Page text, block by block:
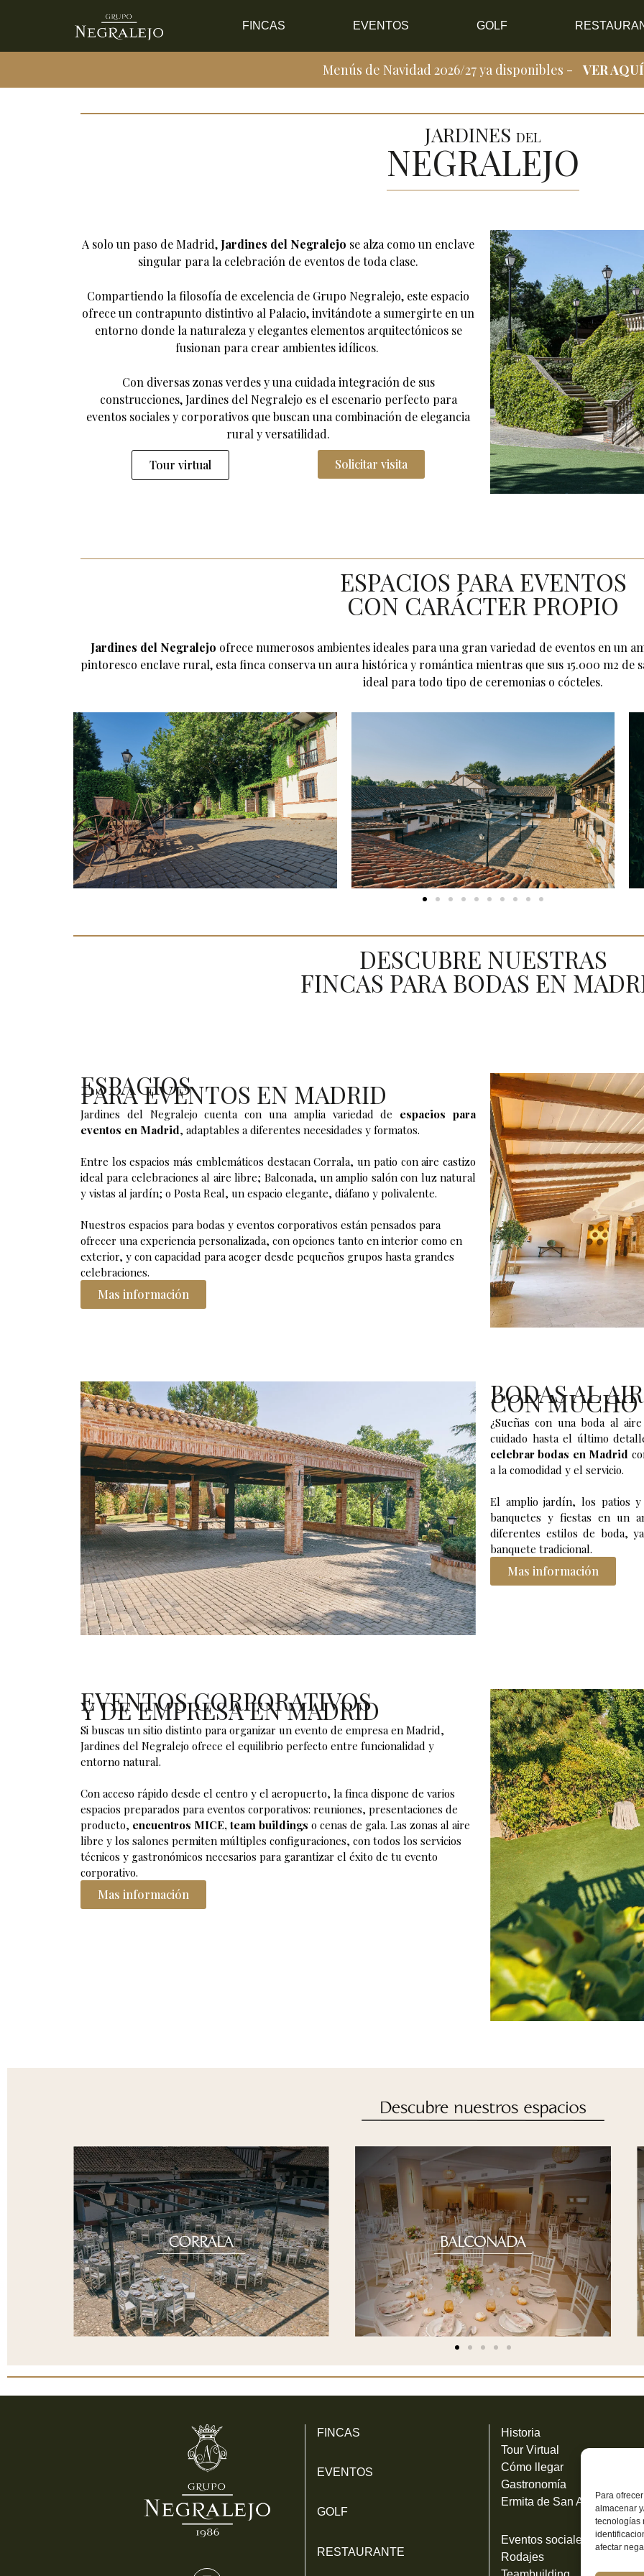
Para
almacenar
tecnologías
afectar
FINCAS
EVENTOS GOLF
Menús de Navidad 2026/27 ya disponibles - VER AQUÍ
JARDINES DEL
NEGRALEJO
A solo un paso de Madrid, Jardines del Negralejo se alza como un enclave
singular para la celebración de eventos de toda clase.
Compartiendo la filosofía de excelencia de Grupo Negralejo, este espacio
ofrece un contrapunto distintivo al Palacio, invitándote a sumergirte en un
entorno donde la naturaleza y elegantes elementos arquitectónicos se
fusionan para crear ambientes idílicos.
Con diversas zonas verdes y una cuidada integración de sus
construcciones, Jardines del Negralejo es el escenario perfecto para
eventos sociales y corporativos que buscan una combinación de elegancia
rural y versatilidad.
Tour virtual Solicitar visita
ESPACIOS PARA EVENTOS
CON CARÁCTER PROPIO
Jardines del Negralejo ofrece numerosos ambientes ideales para una gran variedad de eventos en un
pintoresco enclave rural, esta finca conserva un aura histórica y romántica mientras que sus 15.000 m2 de
ideal para todo tipo de ceremonias o cócteles.
DESCUBRE NUESTRAS
FINCAS PARA BODAS EN
ESPACIOS
PARA EVENTOS EN MADRID
Jardines del Negralejo cuenta con una amplia variedad de espacios para
eventos en Madrid, adaptables a diferentes necesidades y formatos.
Entre los espacios más emblemáticos destacanCorrala, un patio con aire castizo
ideal para celebraciones al aire libre; Balconada, un amplio salón con luz natural
y vistas al jardín; o Posta Real, un espacio elegante, diáfano y polivalente.
Nuestros espacios para bodas y eventos corporativos están pensados para
ofrecer una experiencia personalizada, con opciones tanto en interior como en
exterior, y con capacidad para acoger desde pequeños grupos hasta grandes
celebraciones.
Mas información
BODAS AL
CON
¿Sueñas con una boda al
cuidado hasta el último
celebrar bodas en Madrid
a la comodidad y el servicio.
El amplio jardín, los patios y
banquetes y fiestas en un
diferentes estilos de boda,
banquete tradicional.
Mas información
EVENTOS CORPORATIVOS
Y DE EMPRESA EN MADRID
Si buscas un sitio distinto para organizar un evento de empresa en Madrid,
Jardines del Negralejo ofrece el equilibrio perfecto entre funcionalidad y
entorno natural.
Con acceso rápido desde el centro y el aeropuerto, la finca dispone de varios
espacios preparados para eventos corporativos: reuniones, presentaciones de
producto, encuentros MICE, team buildings o cenas de gala. Las zonas al aire
libre y los salones permiten múltiples configuraciones, con todos los servicios
técnicos y gastronómicos necesarios para garantizar el éxito de tu evento
corporativo.
Mas información
FINCAS
EVENTOS
GOLF
RESTAURANTE
Historia
Tour Virtual
Cómo llegar
Gastronomía
Ermita de San Antonio
Eventos sociales
Rodajes